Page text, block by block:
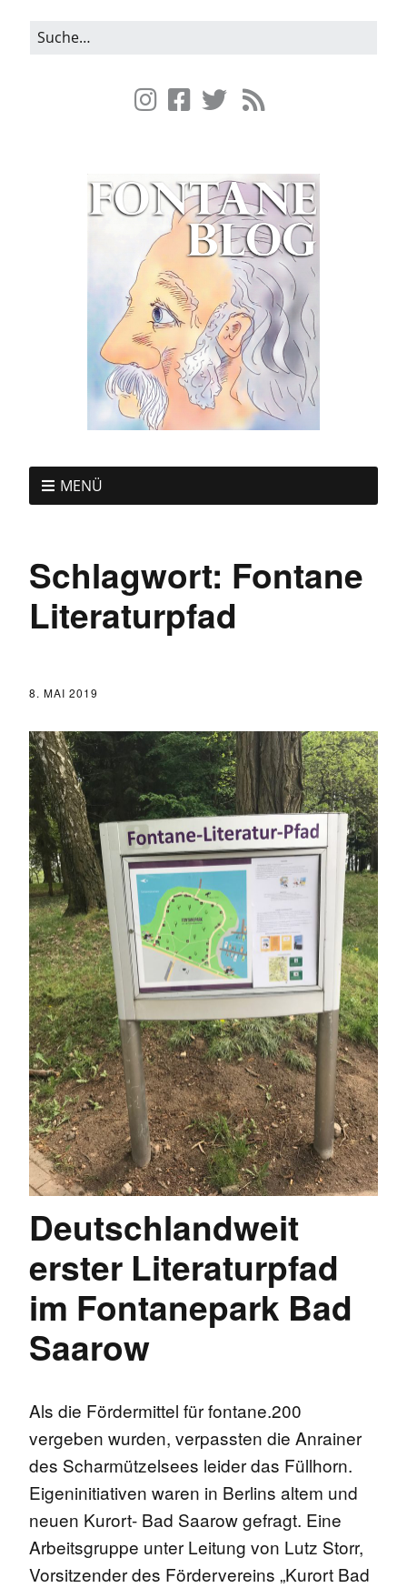
MENÜ
Schlagwort: Fontane
Literaturpfad
8. MAI 2019
Deutschlandweit
erster Literaturpfad
im Fontanepark Bad
Saarow
Als die Fördermittel für fontane.200
vergeben wurden, verpassten die Anrainer
des Scharmützelsees leider das Füllhorn.
Eigeninitiativen waren in Berlins altem und
neuen Kurort- Bad Saarow gefragt. Eine
Arbeitsgruppe unter Leitung von Lutz Storr,
Vorsitzender des Fördervereins „Kurort Bad